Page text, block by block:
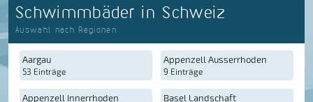
Schwimmbäder in Schweiz
Auswahl nach Regionen
Aargau
53 Einträge
Appenzell Ausserrhoden
9 Einträge
Appenzell Innerrhoden Basel Landschaft